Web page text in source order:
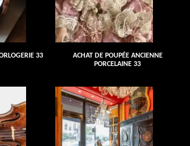
33
ACHAT DE POUPÉE ANCIENNE
PORCELAINE 33